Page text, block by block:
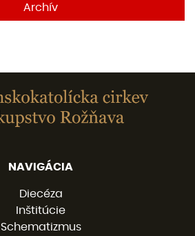
Archív
NAVIGÁCIA
Diecéza
Inštitúcie
Schematizmus